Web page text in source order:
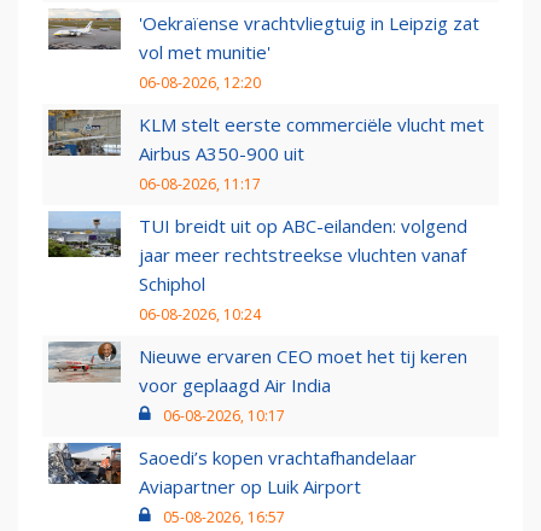
'Oekraïense vrachtvliegtuig in Leipzig zat
vol met munitie'
06-08-2026, 12:20
KLM stelt eerste commerciële vlucht met
Airbus A350-900 uit
06-08-2026, 11:17
TUI breidt uit op ABC-eilanden: volgend
jaar meer rechtstreekse vluchten vanaf
Schiphol
06-08-2026, 10:24
Nieuwe ervaren CEO moet het tij keren
voor geplaagd Air India
06-08-2026, 10:17
Saoedi’s kopen vrachtafhandelaar
Aviapartner op Luik Airport
05-08-2026, 16:57